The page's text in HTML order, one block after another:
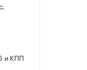
и КПП